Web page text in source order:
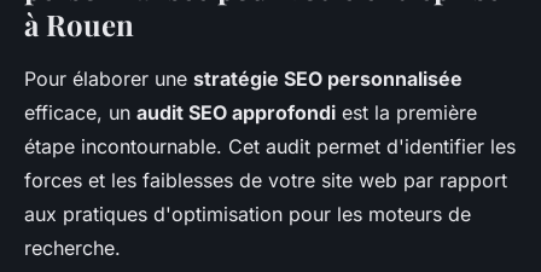
à Rouen
Pour élaborer une stratégie SEO personnalisée
efficace, un audit SEO approfondi est la première
étape incontournable. Cet audit permet d'identifier les
forces et les faiblesses de votre site web par rapport
aux pratiques d'optimisation pour les moteurs de
recherche.